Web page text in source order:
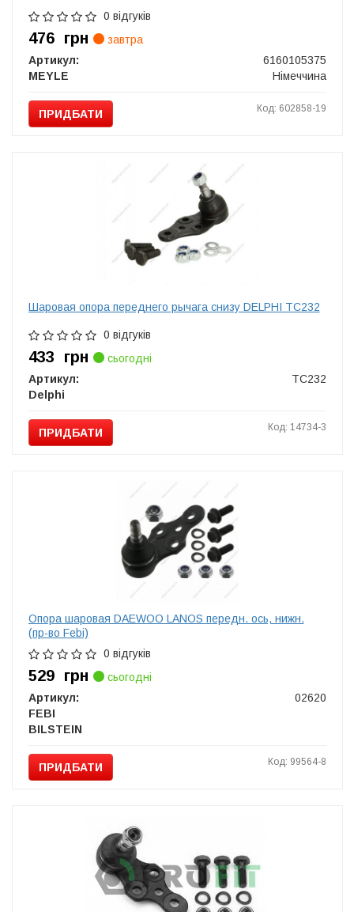
0 відгуків
476 грн
завтра
Артикул:
6160105375
MEYLE
Німеччина
ПРИДБАТИ Код: 602858-19
Шаровая опора переднего рычага снизу DELPHI TC232
0 відгуків
433 грн
сьогодні
Артикул:
TC232
Delphi
ПРИДБАТИ Код: 14734-3
Опора шаровая DAEWOO LANOS передн. ось, нижн.
(пр-во Febi)
0 відгуків
529 грн
сьогодні
Артикул:
02620
FEBI
BILSTEIN
ПРИДБАТИ Код: 99564-8